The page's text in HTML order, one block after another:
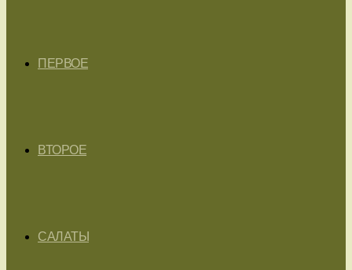
ПЕРВОЕ
ВТОРОЕ
САЛАТЫ